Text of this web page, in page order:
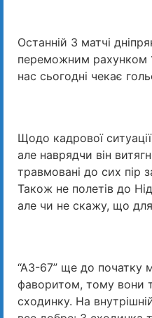
Останній 3 матчі
переможним рахунком
нас сьогодні чекає
Щодо кадрової
але наврядчи він
травмовані до сих пір
Також не полетів до
але чи не скажу, що
“АЗ-67” ще до початку
фаворитом, тому вони
сходинку. На